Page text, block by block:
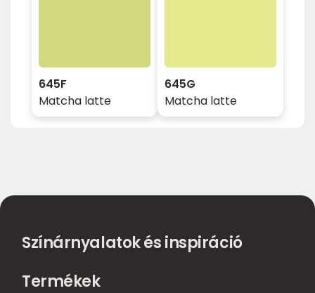
645F
Matcha latte
645G
Matcha latte
Színárnyalatok és inspiráció
Termékek